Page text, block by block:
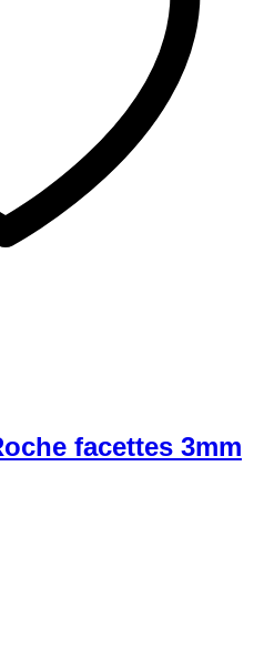
facettes 3mm